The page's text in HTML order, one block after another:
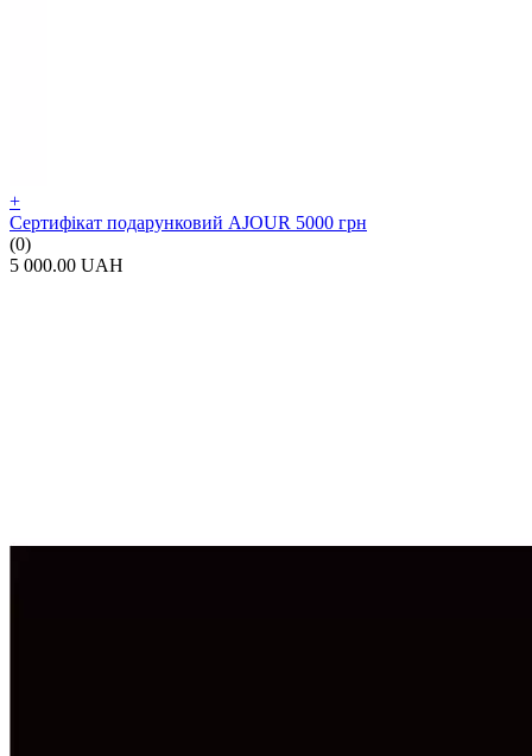
+
Сертифікат подарунковий AJOUR 5000 грн
(0)
5 000.00 UAH